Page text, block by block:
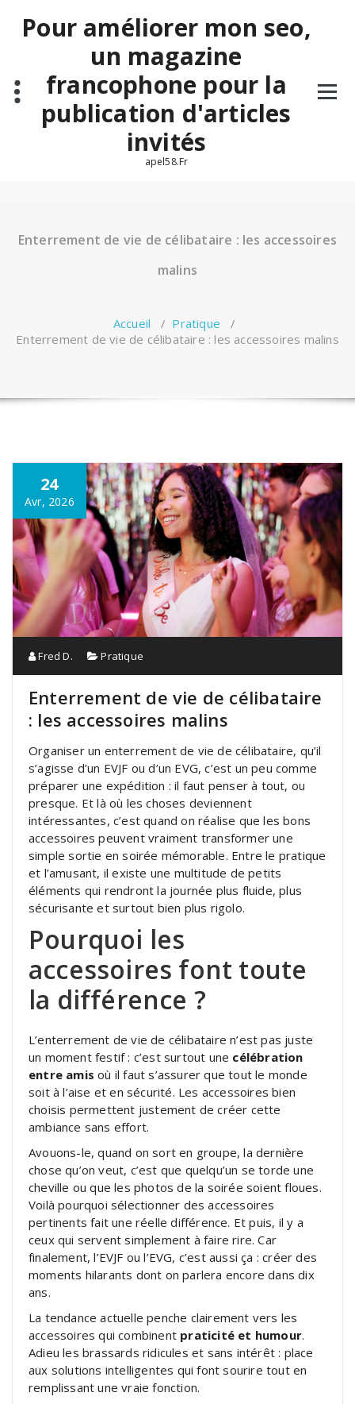
contenuPour améliorer mon seo,
un magazine
francophone pour la
publication d'articles
invités
apel58.Fr
Enterrement de vie de célibataire : les accessoires
malins
Accueil / Pratique /
Enterrement de vie de célibataire : les accessoires malins
24
Avr, 2026
Fred D. Pratique
Enterrement de vie de célibataire
: les accessoires malins
Organiser un enterrement de vie de célibataire, qu’il
s’agisse d’un EVJF ou d’un EVG, c’est un peu comme
préparer une expédition : il faut penser à tout, ou
presque. Et là où les choses deviennent
intéressantes, c’est quand on réalise que les bons
accessoires peuvent vraiment transformer une
simple sortie en soirée mémorable. Entre le pratique
et l’amusant, il existe une multitude de petits
éléments qui rendront la journée plus fluide, plus
sécurisante et surtout bien plus rigolo.
Pourquoi les
accessoires font toute
la différence ?
L’enterrement de vie de célibataire n’est pas juste
un moment festif : c’est surtout une célébration
entre amis où il faut s’assurer que tout le monde
soit à l’aise et en sécurité. Les accessoires bien
choisis permettent justement de créer cette
ambiance sans effort.
Avouons-le, quand on sort en groupe, la dernière
chose qu’on veut, c’est que quelqu’un se torde une
cheville ou que les photos de la soirée soient floues.
Voilà pourquoi sélectionner des accessoires
pertinents fait une réelle différence. Et puis, il y a
ceux qui servent simplement à faire rire. Car
finalement, l’EVJF ou l’EVG, c’est aussi ça : créer des
moments hilarants dont on parlera encore dans dix
ans.
La tendance actuelle penche clairement vers les
accessoires qui combinent praticité et humour.
Adieu les brassards ridicules et sans intérêt : place
aux solutions intelligentes qui font sourire tout en
remplissant une vraie fonction.